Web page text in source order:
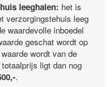
leeghalen: het is
verzorgingstehuis leeg
waardevolle inboedel
geschat wordt op
wordt van de
ligt dan nog
.